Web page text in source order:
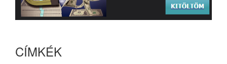
CÍMKÉK